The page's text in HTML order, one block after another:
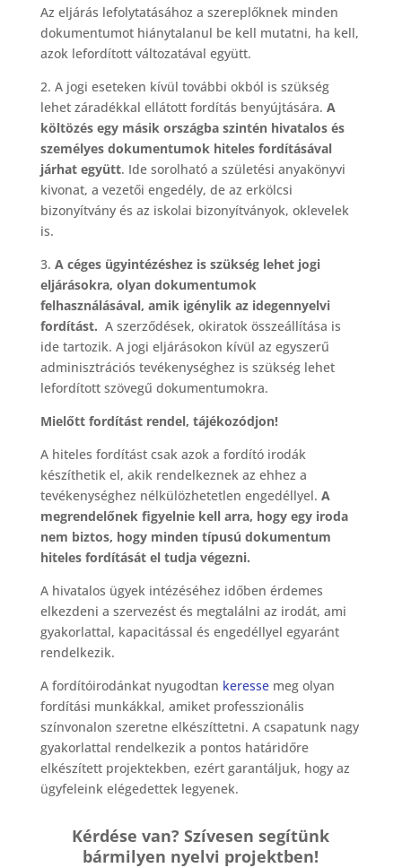
Az eljárás lefolytatásához a szereplőknek minden
dokumentumot hiánytalanul be kell mutatni, ha kell,
azok lefordított változatával együtt.
2. A jogi eseteken kívül további okból is szükség
lehet záradékkal ellátott fordítás benyújtására. A
költözés egy másik országba szintén hivatalos és
személyes dokumentumok hiteles fordításával
járhat együtt. Ide sorolható a születési anyakönyvi
kivonat, a vezetői engedély, de az erkölcsi
bizonyítvány és az iskolai bizonyítványok, oklevelek
is.
3. A céges ügyintézéshez is szükség lehet jogi
eljárásokra, olyan dokumentumok
felhasználásával, amik igénylik az idegennyelvi
fordítást. A szerződések, okiratok összeállítása is
ide tartozik. A jogi eljárásokon kívül az egyszerű
adminisztrációs tevékenységhez is szükség lehet
lefordított szövegű dokumentumokra.
Mielőtt fordítást rendel, tájékozódjon!
A hiteles fordítást csak azok a fordító irodák
készíthetik el, akik rendelkeznek az ehhez a
tevékenységhez nélkülözhetetlen engedéllyel. A
megrendelőnek figyelnie kell arra, hogy egy iroda
nem biztos, hogy minden típusú dokumentum
hiteles fordítását el tudja végezni.
A hivatalos ügyek intézéséhez időben érdemes
elkezdeni a szervezést és megtalálni az irodát, ami
gyakorlattal, kapacitással és engedéllyel egyaránt
rendelkezik.
A fordítóirodánkat nyugodtan keressemeg olyan
fordítási munkákkal, amiket professzionális
színvonalon szeretne elkészíttetni. A csapatunk nagy
gyakorlattal rendelkezik a pontos határidőre
elkészített projektekben, ezért garantáljuk, hogy az
ügyfeleink elégedettek legyenek.
Kérdése van? Szívesen segítünk
bármilyen nyelvi projektben!